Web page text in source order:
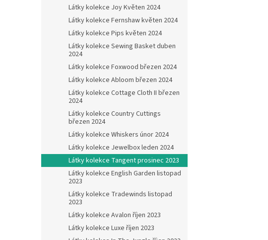
Látky kolekce Joy Květen 2024
Látky kolekce Fernshaw květen 2024
Látky kolekce Pips květen 2024
Látky kolekce Sewing Basket duben
2024
Látky kolekce Foxwood březen 2024
Látky kolekce Abloom březen 2024
Látky kolekce Cottage Cloth II březen
2024
Látky kolekce Country Cuttings
březen 2024
Látky kolekce Whiskers únor 2024
Látky kolekce Jewelbox leden 2024
Látky kolekce Tangent prosinec 2023
Látky kolekce English Garden listopad
2023
Látky kolekce Tradewinds listopad
2023
Látky kolekce Avalon říjen 2023
Látky kolekce Luxe říjen 2023